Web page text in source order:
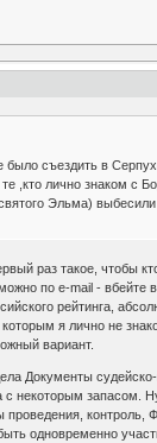
съездить в
,кто лично знаком
Эльма)
раз такое, чтобы
по e-mail - вбейте
рейтинга,
я лично не
вариант.
Документы
с некоторым
проведения,
одновременно